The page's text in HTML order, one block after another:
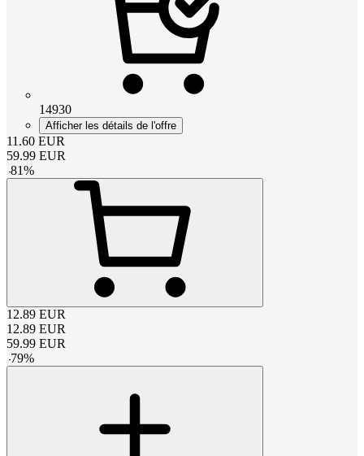
14930
Afficher les détails de l'offre
11.60 EUR
59.99 EUR
-81%
12.89 EUR
12.89 EUR
59.99 EUR
-79%